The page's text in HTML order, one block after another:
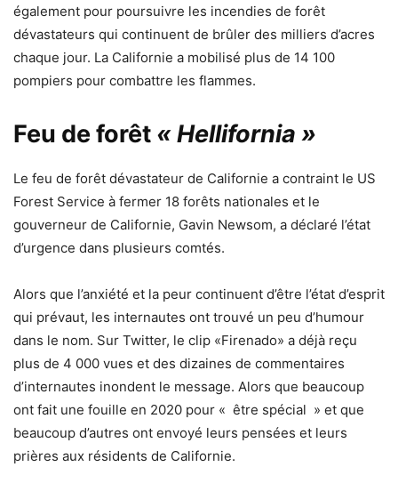
également pour poursuivre les incendies de forêt
dévastateurs qui continuent de brûler des milliers d’acres
chaque jour. La Californie a mobilisé plus de 14 100
pompiers pour combattre les flammes.
Feu de forêt « Hellifornia »
Le feu de forêt dévastateur de Californie a contraint le US
Forest Service à fermer 18 forêts nationales et le
gouverneur de Californie, Gavin Newsom, a déclaré l’état
d’urgence dans plusieurs comtés.
Alors que l’anxiété et la peur continuent d’être l’état d’esprit
qui prévaut, les internautes ont trouvé un peu d’humour
dans le nom. Sur Twitter, le clip «Firenado» a déjà reçu
plus de 4 000 vues et des dizaines de commentaires
d’internautes inondent le message. Alors que beaucoup
ont fait une fouille en 2020 pour « être spécial » et que
beaucoup d’autres ont envoyé leurs pensées et leurs
prières aux résidents de Californie.